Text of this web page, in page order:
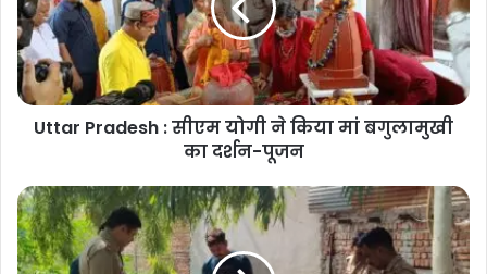
योगी
ने
किया
मां
बगुलामुखी
Uttar Pradesh : सीएम योगी ने किया मां बगुलामुखी
का दर्शन-पूजन
Uttar
Pradesh
:
हापुड़